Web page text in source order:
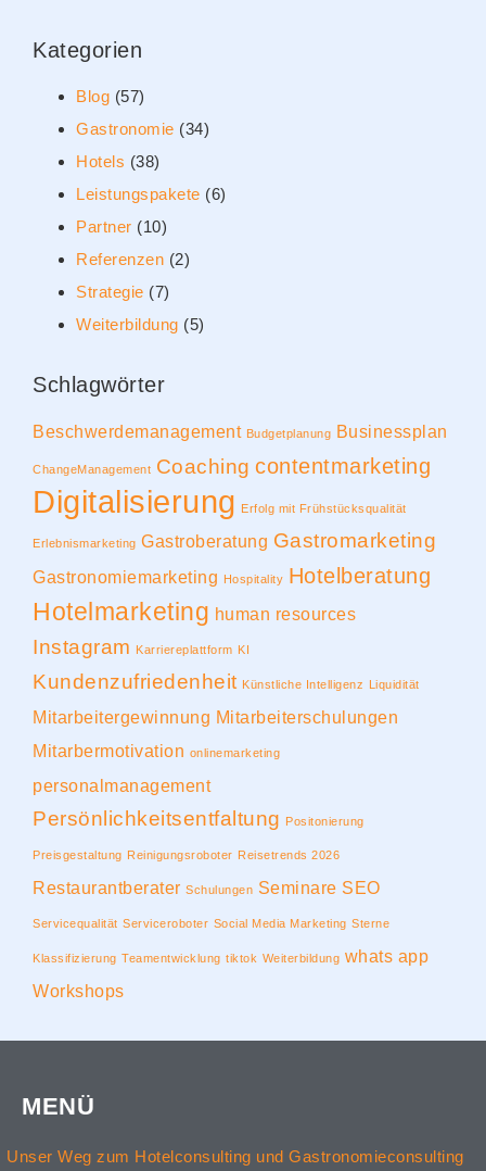
Kategorien
Blog (57)
Gastronomie (34)
Hotels (38)
Leistungspakete (6)
Partner (10)
Referenzen (2)
Strategie (7)
Weiterbildung (5)
Schlagwörter
Beschwerdemanagement Budgetplanung Businessplan
ChangeManagement Coaching contentmarketing
Digitalisierung Erfolg mit Frühstücksqualität
Erlebnismarketing Gastroberatung Gastromarketing
Gastronomiemarketing Hospitality Hotelberatung
Hotelmarketing human resources
Instagram Karriereplattform KI
Kundenzufriedenheit Künstliche Intelligenz Liquidität
Mitarbeitergewinnung Mitarbeiterschulungen
Mitarbermotivation onlinemarketing
personalmanagement
Persönlichkeitsentfaltung Positonierung
Preisgestaltung Reinigungsroboter Reisetrends 2026
Restaurantberater Schulungen Seminare SEO
Servicequalität Serviceroboter Social Media Marketing Sterne
Klassifizierung Teamentwicklung tiktok Weiterbildung whats app
Workshops
MENÜ
Unser Weg zum Hotelconsulting und Gastronomieconsulting